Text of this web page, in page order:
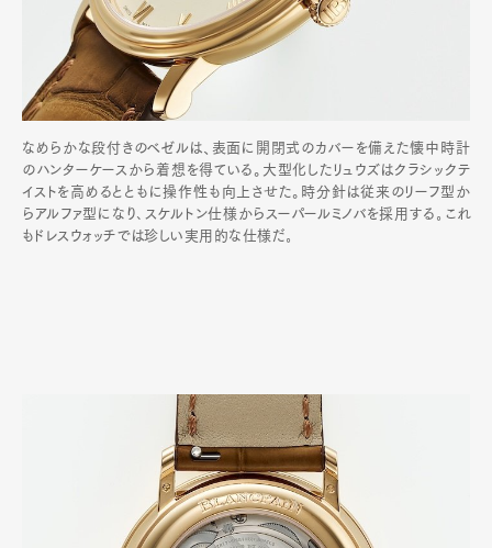
なめらかな段付きのベゼルは、表面に開閉式のカバーを備えた懐中時計
のハンターケースから着想を得ている。大型化したリュウズはクラシックテ
イストを高めるとともに操作性も向上させた。時分針は従来のリーフ型か
らアルファ型になり､スケルトン仕様からスーパールミノバを採用する｡これ
もドレスウォッチでは珍しい実用的な仕様だ｡